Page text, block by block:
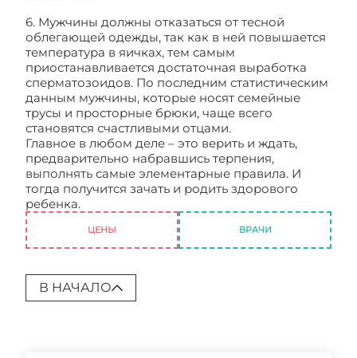
6. Мужчины должны отказаться от тесной
облегающей одежды, так как в ней повышается
температура в яичках, тем самым
приостанавливается достаточная выработка
сперматозоидов. По последним статистическим
данным мужчины, которые носят семейные
трусы и просторные брюки, чаще всего
становятся счастливыми отцами.
Главное в любом деле – это верить и ждать,
предварительно набравшись терпения,
выполнять самые элементарные правила. И
тогда получится зачать и родить здорового
ребенка.
ЦЕНЫ ВРАЧИ
В НАЧАЛО